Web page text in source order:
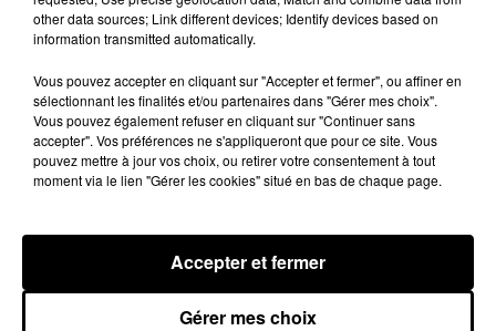
other data sources; Link different devices; Identify devices based on
information transmitted automatically.
Vous pouvez accepter en cliquant sur "Accepter et fermer", ou affiner en
sélectionnant les finalités et/ou partenaires dans "Gérer mes choix".
Vous pouvez également refuser en cliquant sur "Continuer sans
accepter". Vos préférences ne s'appliqueront que pour ce site. Vous
pouvez mettre à jour vos choix, ou retirer votre consentement à tout
moment via le lien "Gérer les cookies" situé en bas de chaque page.
Gérer mes choix
Accepter et fermer